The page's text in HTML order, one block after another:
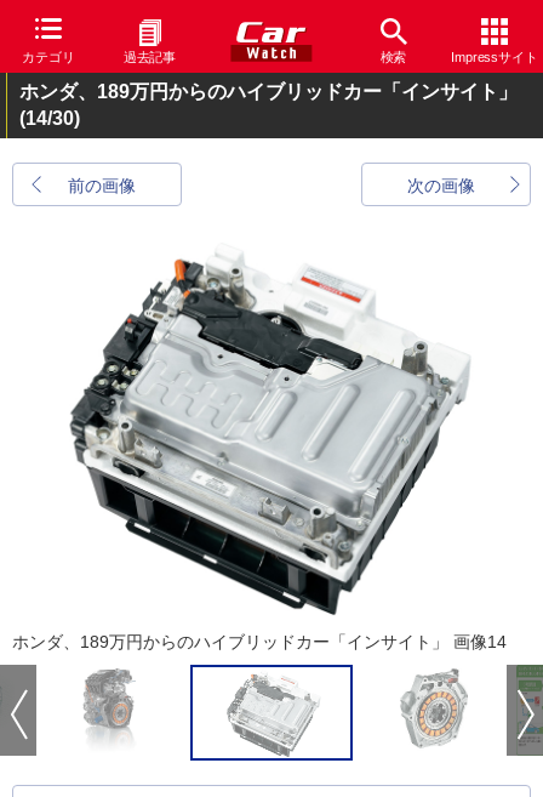
カテゴリ 過去記事 検索 Impressサイト
ホンダ、189万円からのハイブリッドカー「インサイト」
(14/30)
前の画像 次の画像
ホンダ、189万円からのハイブリッドカー「インサイト」 画像14